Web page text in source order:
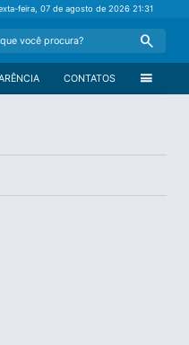
feira, 07 de agosto de 202621:31
Search
menu
CONTATOS